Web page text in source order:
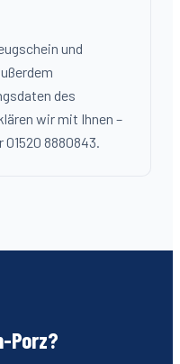
und
des
wir mit Ihnen –
01520 8880843.
Porz?